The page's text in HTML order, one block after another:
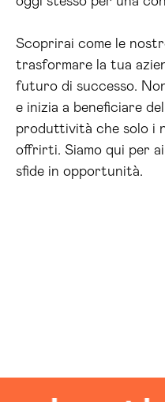
Scoprirai come le
trasformare la tua
futuro di successo.
e inizia a beneficiare
produttività che solo i
offrirti. Siamo qui per
sfide in opportunità.